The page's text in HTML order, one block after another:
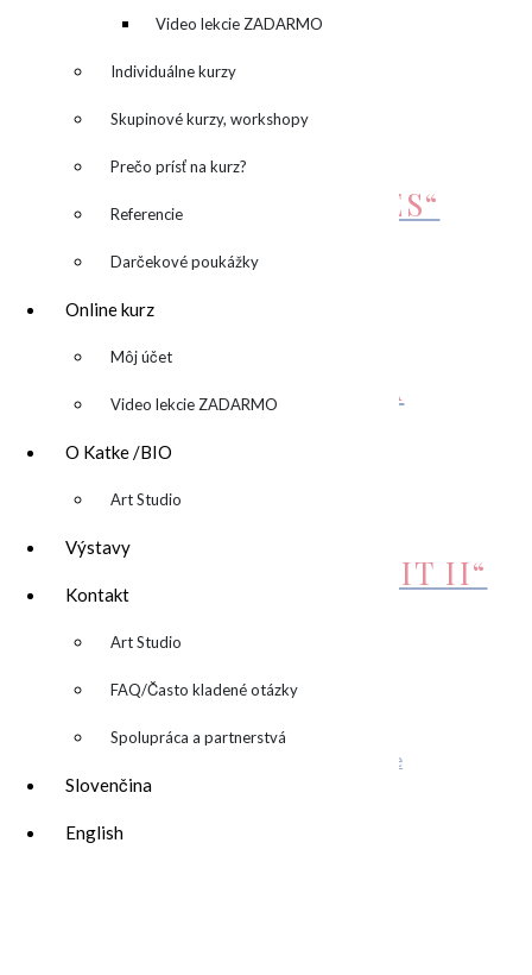
kreatívny denník
Video lekcie ZADARMO
Individuálne kurzy
Skupinové kurzy, workshopy
Prečo prísť na kurz?
Referencie
Darčekové poukážky
Online kurz
▼ Môj účet
Video lekcie ZADARMO
O Katke /BIO
▼ Art Studio
Výstavy
Kontakt
▼ Art Studio
FAQ/Často kladené otázky
Spolupráca a partnerstvá
Slovenčina
English
70 × 70 × 2 cm
SÚVISIACE PRODUKTY
OBRAZ „GREEN BLUES“
690,00€ Pridať do košíka
OBRAZ
“APPROACHING”/”NA
€ Pridať do košíka
OBRAZ „BANANA SPLIT II“
€ Pridať do košíka
Related Posts
… prečo otvoriť dvere svojej kreativite?
Stiahni si wallpaper alebo desktop pozadie